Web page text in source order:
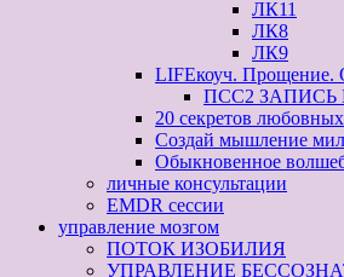
ЛК11
ЛК8
ЛК9
LIFEкоуч. Прощение.
ПСС2 ЗАПИСЬ
20 секретов
Создай мышление
Обыкновенное
личные консультации
EMDR сессии
управление мозгом
ПОТОК ИЗОБИЛИЯ
УПРАВЛЕНИЕ